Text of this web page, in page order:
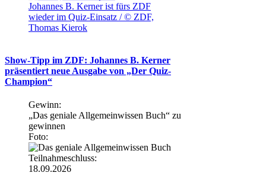
Johannes B. Kerner ist fürs ZDF
wieder im Quiz-Einsatz / © ZDF,
Thomas Kierok
Show-Tipp im ZDF: Johannes B. Kerner
präsentiert neue Ausgabe von „Der Quiz-
Champion“
Gewinn:
„Das geniale Allgemeinwissen Buch“ zu
gewinnen
Foto:
Teilnahmeschluss:
18.09.2026